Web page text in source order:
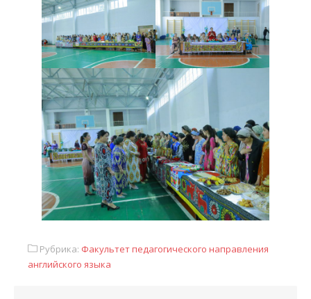
Рубрика: Факультет педагогического направления
английского языка